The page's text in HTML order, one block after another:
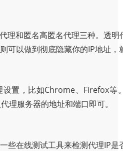
理和匿名高匿名代理三种。透
可以做到彻底隐藏你的IP地址
置，比如Chrome、Firefox等
理服务器的地址和端口即可。
些在线测试工具来检测代理IP